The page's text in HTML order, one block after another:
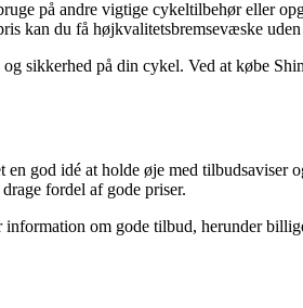
på andre vigtige cykeltilbehør eller
kan du få højkvalitetsbremsevæske uden
sikkerhed på din cykel. Ved at købe
god idé at holde øje med tilbudsaviser
fordel af gode priser.
information om gode tilbud, herunder